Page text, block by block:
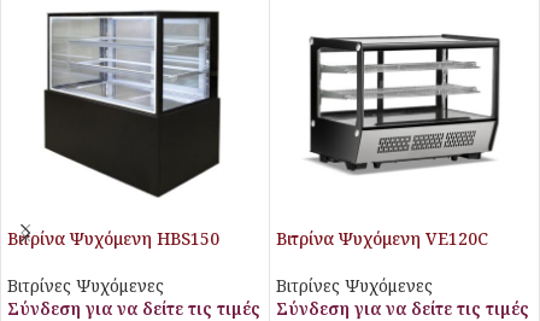
Βιτρίνα Ψυχόμενη HBS150
Βιτρίνες Ψυχόμενες
Σύνδεση για να δείτε τις τιμές
Βιτρίνα Ψυχόμενη VE120C
Βιτρίνες Ψυχόμενες
Σύνδεση για να δείτε τις τιμές